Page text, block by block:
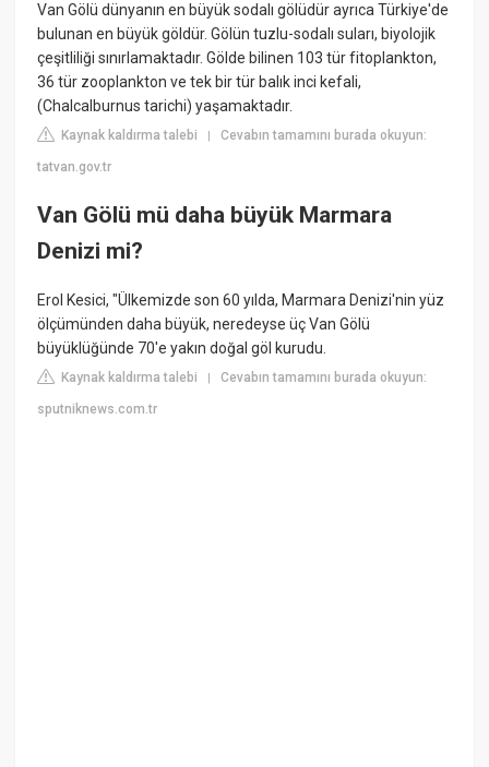
Van Gölü dünyanın en büyük sodalı gölüdür ayrıca Türkiye'de
bulunan en büyük göldür. Gölün tuzlu-sodalı suları, biyolojik
çeşitliliği sınırlamaktadır. Gölde bilinen 103 tür fitoplankton,
36 tür zooplankton ve tek bir tür balık inci kefali,
(Chalcalburnus tarichi) yaşamaktadır.
Kaynak kaldırma talebi |Cevabın tamamını burada okuyun:
tatvan.gov.tr
Van Gölü mü daha büyük Marmara
Denizi mi?
Erol Kesici, "Ülkemizde son 60 yılda, Marmara Denizi'nin yüz
ölçümünden daha büyük, neredeyse üç Van Gölü
büyüklüğünde 70'e yakın doğal göl kurudu.
Kaynak kaldırma talebi |Cevabın tamamını burada okuyun:
sputniknews.com.tr